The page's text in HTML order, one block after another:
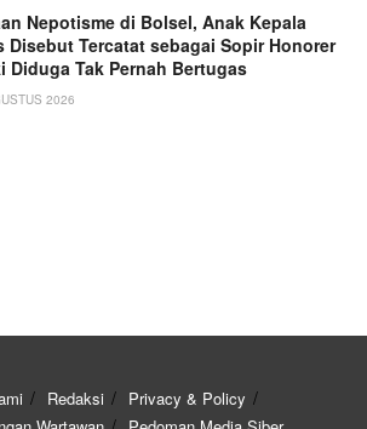
Nepotisme di Bolsel, Anak Kepala
Disebut Tercatat sebagai Sopir Honorer
Diduga Tak Pernah Bertugas
2026
Redaksi
Privacy & Policy